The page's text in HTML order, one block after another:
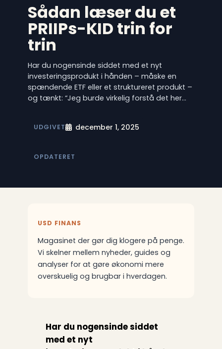
Sådan læser du et
PRIIPs-KID trin for
trin
Har du nogensinde siddet med et nyt
investeringsprodukt i hånden – måske en
spændende ETF eller et struktureret produkt –
og tænkt: “Jeg burde virkelig forstå det her…
UDGIVET december 1, 2025
OPDATERET
USD FINANS
Magasinet der gør dig klogere på penge.
Vi skelner mellem nyheder, guides og
analyser for at gøre økonomi mere
overskuelig og brugbar i hverdagen.
Har du nogensinde siddet
med et nyt